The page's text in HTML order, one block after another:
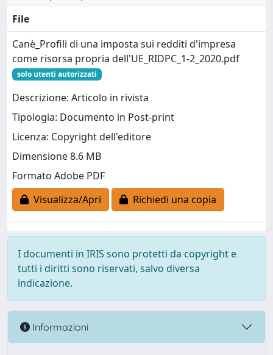
File
Canè_Profili di una imposta sui redditi d'impresa
come risorsa propria dell'UE_RIDPC_1-2_2020.pdf
solo utenti autorizzati
Descrizione: Articolo in rivista
Tipologia: Documento in Post-print
Licenza: Copyright dell'editore
Dimensione 8.6 MB
Formato Adobe PDF
Visualizza/Apri
Richiedi una copia
I documenti in IRIS sono protetti da copyright e
tutti i diritti sono riservati, salvo diversa
indicazione.
Informazioni